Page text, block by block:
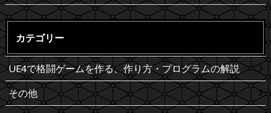
カテゴリー
UE4で格闘ゲームを作る、作り方・プログラムの解説
その他